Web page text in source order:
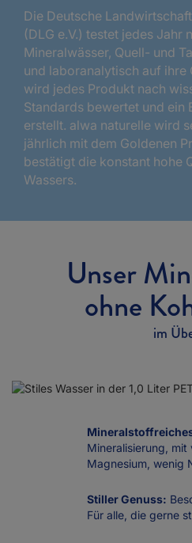
Die Deutsche
(DLG e.V.) testet jedes Jahr
Mineralwässer, Quell- und
und laboranalytisch auf ihre
wird jedes Produkt nach
Standards bewertet und ein
erstellt. alwa naturelle wird
jährlich mit dem Goldenen
bestätigt die konstant hohe
Wassers.
Unser
ohne
im
Mineralisierung, mit
Magnesium, wenig
Stiller Genuss:
Für alle, die gerne